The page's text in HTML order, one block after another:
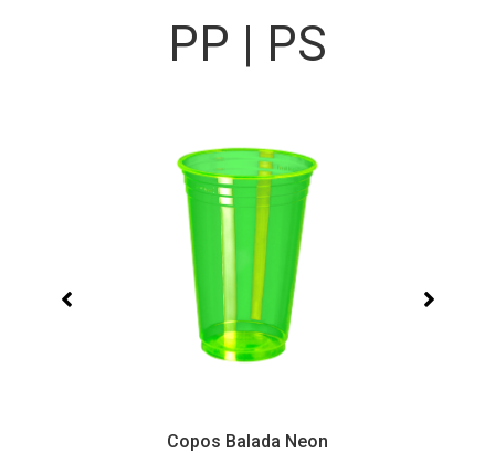
PP | PS
Copos Balada Neon